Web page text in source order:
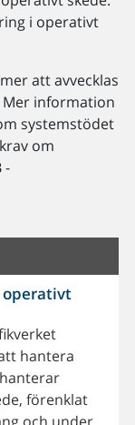
i operativt
att avvecklas
Mer information
systemstödet
om
-
operativt
hantera
förenklat